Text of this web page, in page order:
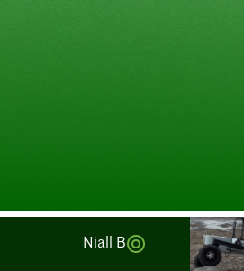
Niall Burnside: